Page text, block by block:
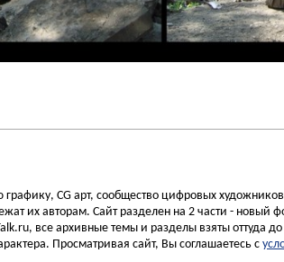
CG арт, сообщество цифровых
их авторам. Сайт разделен на 2 части - новый
все архивные темы и разделы взяты оттуда
Просматривая сайт, Вы соглашаетесь с